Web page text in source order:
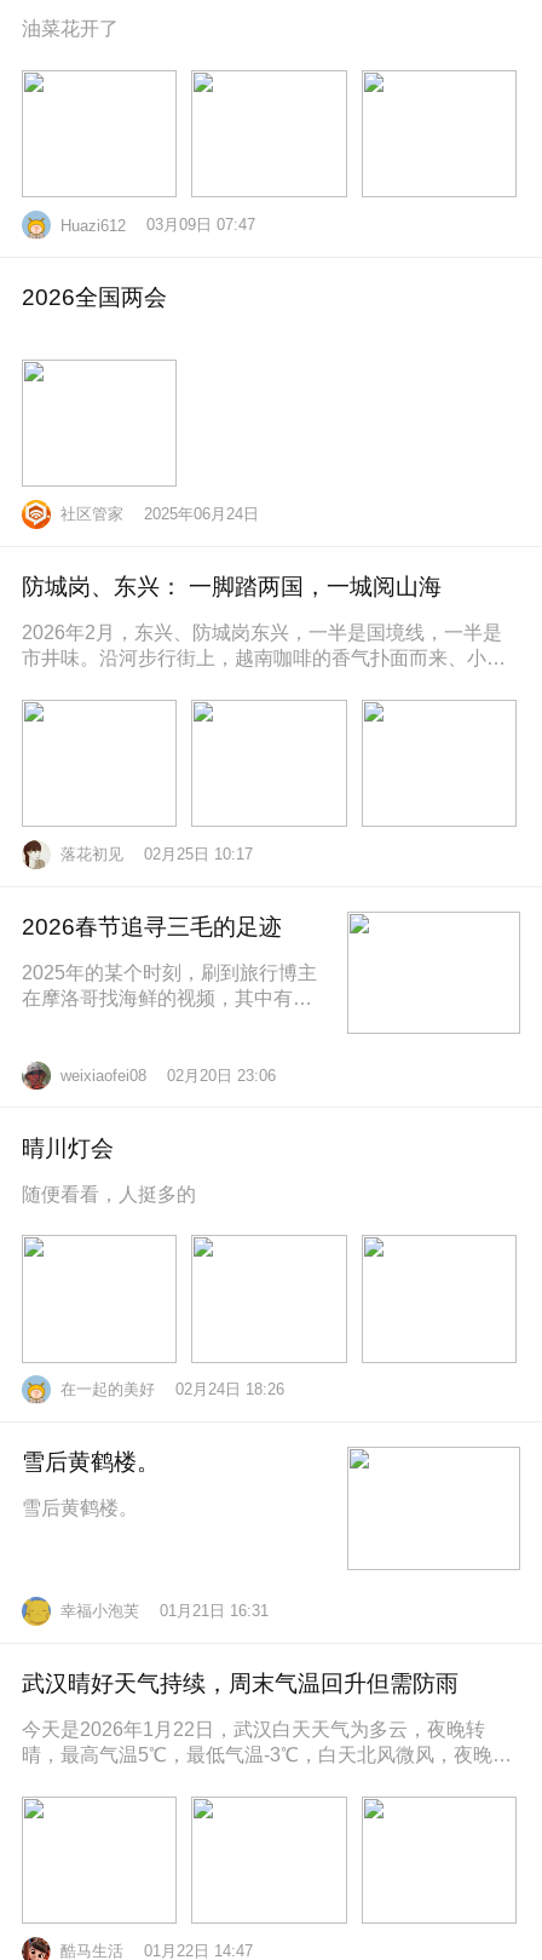
油菜花开了
Huazi612 03月09日 07:47
2026全国两会
社区管家 2025年06月24日
防城岗、东兴： 一脚踏两国，一城阅山海
2026年2月，东兴、防城岗东兴，一半是国境线，一半是
市井味。沿河步行街上，越南咖啡的香气扑面而来、小摊
落花初见 02月25日 10:17
2026春节追寻三毛的足迹
2025年的某个时刻，刷到旅行博主
在摩洛哥找海鲜的视频，其中有个
地拍照留weixiaofei08 02月20日 23:06
晴川灯会
随便看看，人挺多的
在一起的美好 02月24日 18:26
雪后黄鹤楼。
雪后黄鹤楼。
幸福小泡芙 01月21日 16:31
武汉晴好天气持续，周末气温回升但需防雨
今天是2026年1月22日，武汉白天天气为多云，夜晚转
晴，最高气温5℃，最低气温-3℃，白天北风微风，夜晚东
酷马生活 01月22日 14:47